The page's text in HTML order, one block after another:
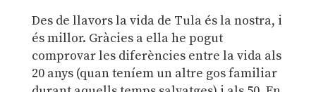
Des de llavors la vida de Tula és la nostra, i
és millor. Gràcies a ella he pogut
comprovar les diferències entre la vida als
20 anys (quan teníem un altre gos familiar